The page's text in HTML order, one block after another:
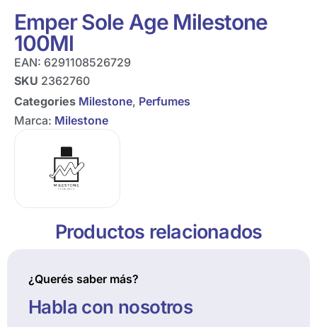
Emper Sole Age Milestone
100Ml
EAN: 6291108526729
SKU 2362760
Categories Milestone, Perfumes
Marca: Milestone
Productos relacionados
¿Querés saber más?
Habla con nosotros